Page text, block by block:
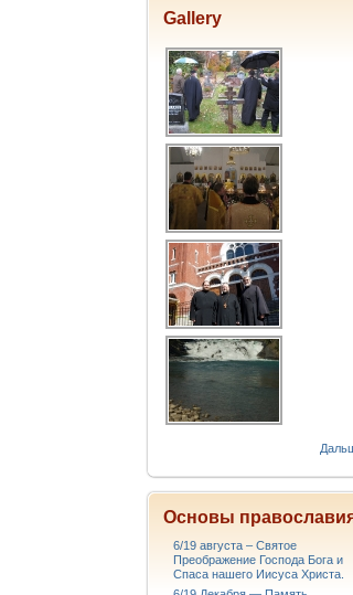
Gallery
Основы
6/19 августа – Святое
Преображение Господа Бога и
Спаса нашего Иисуса Христа.